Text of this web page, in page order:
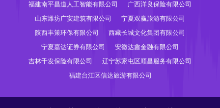
福建南平昌道人工智能有限公司
广西洋良保险有限公司
山东潍坊广安建筑有限公司
宁夏双赢旅游有限公司
陕西丰策环保有限公司
西藏长城文化集团有限公司
宁夏嘉达证券有限公司
安徽达鑫金融有限公司
吉林千发保险有限公司
辽宁苏家屯区顺昌服务有限公司
福建台江区信达旅游有限公司